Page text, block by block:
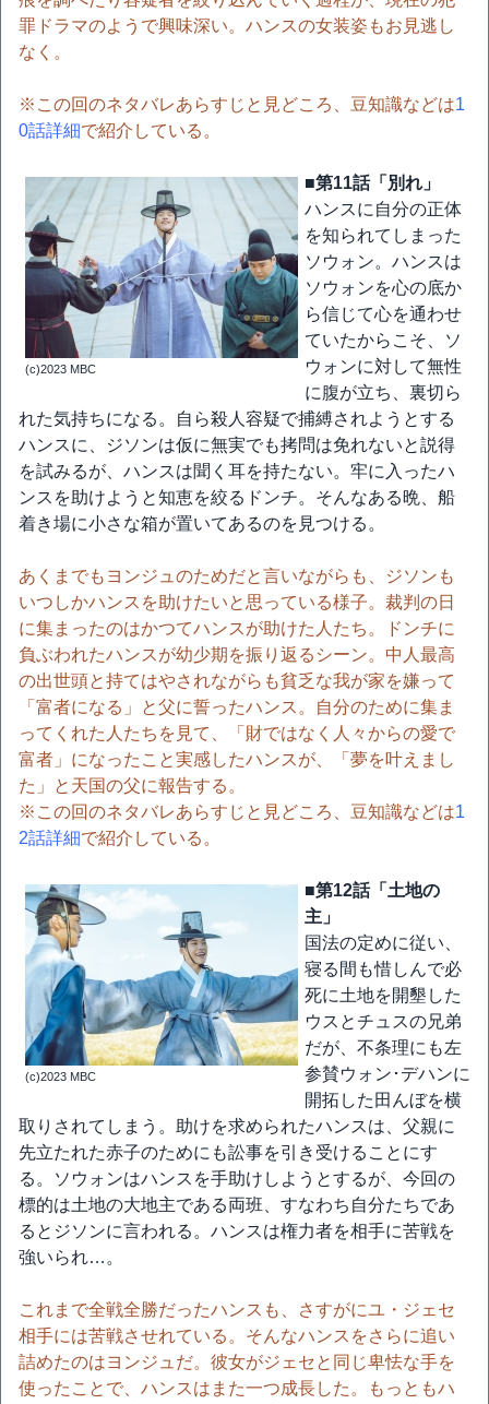
罪ドラマのようで興味深い。ハンスの女装姿もお見逃し
なく。
※この回のネタバレあらすじと見どころ、豆知識などは1
0話詳細で紹介している。
(c)2023 MBC
■第11話「別れ」
ハンスに自分の正体
を知られてしまった
ソウォン。ハンスは
ソウォンを心の底か
ら信じて心を通わせ
ていたからこそ、ソ
ウォンに対して無性
に腹が立ち、裏切ら
れた気持ちになる。自ら殺人容疑で捕縛されようとする
ハンスに、ジソンは仮に無実でも拷問は免れないと説得
を試みるが、ハンスは聞く耳を持たない。牢に入ったハ
ンスを助けようと知恵を絞るドンチ。そんなある晩、船
着き場に小さな箱が置いてあるのを見つける。
あくまでもヨンジュのためだと言いながらも、ジソンも
いつしかハンスを助けたいと思っている様子。裁判の日
に集まったのはかつてハンスが助けた人たち。ドンチに
負ぶわれたハンスが幼少期を振り返るシーン。中人最高
の出世頭と持てはやされながらも貧乏な我が家を嫌って
「富者になる」と父に誓ったハンス。自分のために集ま
ってくれた人たちを見て、「財ではなく人々からの愛で
富者」になったこと実感したハンスが、「夢を叶えまし
た」と天国の父に報告する。
※この回のネタバレあらすじと見どころ、豆知識などは1
2話詳細で紹介している。
(c)2023 MBC
■第12話「土地の
主」
国法の定めに従い、
寝る間も惜しんで必
死に土地を開墾した
ウスとチュスの兄弟
だが、不条理にも左
参賛ウォン･デハンに
開拓した田んぼを横
取りされてしまう。助けを求められたハンスは、父親に
先立たれた赤子のためにも訟事を引き受けることにす
る。ソウォンはハンスを手助けしようとするが、今回の
標的は土地の大地主である両班、すなわち自分たちであ
るとジソンに言われる。ハンスは権力者を相手に苦戦を
強いられ…。
これまで全戦全勝だったハンスも、さすがにユ・ジェセ
相手には苦戦させれている。そんなハンスをさらに追い
詰めたのはヨンジュだ。彼女がジェセと同じ卑怯な手を
使ったことで、ハンスはまた一つ成長した。もっともハ